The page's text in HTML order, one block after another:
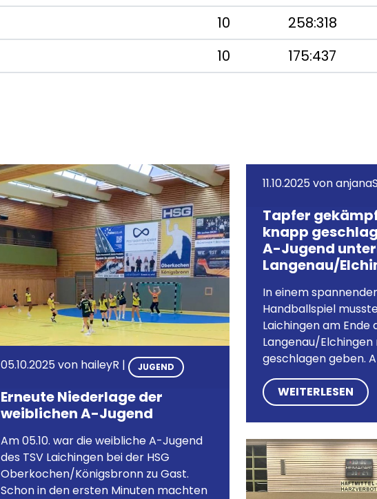
10 258:318
10 175:437
05.10.2025 von haileyR | JUGEND
Erneute Niederlage der
weiblichen A-Jugend
Am 05.10. war die weibliche A-Jugend
des TSV Laichingen bei der HSG
Oberkochen/Königsbronn zu Gast.
Schon in den ersten Minuten machten
11.10.2025 vonanjanaS
Tapfer
knapp
A-Jugend
Langenau/
In einem
Handballspiel
Laichingen am Ende
Langenau/Elchingen
geschlagen geben.
WEITERLESEN